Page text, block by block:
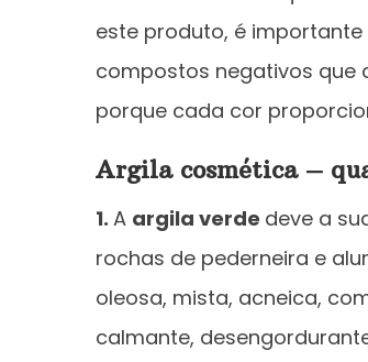
este produto, é
compostos negativos que
porque cada cor
Argila cosmética –
1. A argila verde deve a
rochas de pederneira e
oleosa, mista, acneica,
calmante,